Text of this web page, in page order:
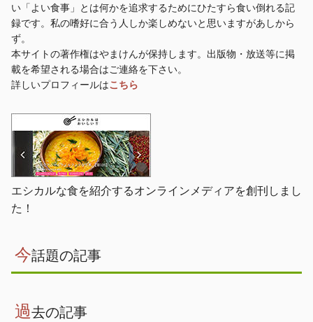
い「よい食事」とは何かを追求するためにひたすら食い倒れる記
録です。私の嗜好に合う人しか楽しめないと思いますがあしから
ず。
本サイトの著作権はやまけんが保持します。出版物・放送等に掲
載を希望される場合はご連絡を下さい。
詳しいプロフィールはこちら
エシカルな食を紹介するオンラインメディアを創刊しまし
た！
今話題の記事
過去の記事